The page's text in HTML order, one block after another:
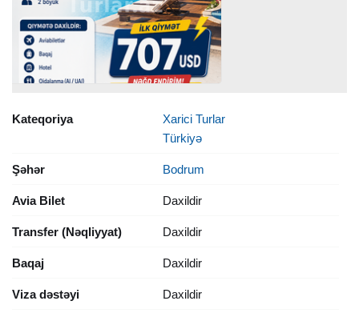
Kateqoriya
Xarici Turlar
Türkiyə
Şəhər Bodrum
Avia Bilet Daxildir
Transfer (Nəqliyyat) Daxildir
Baqaj Daxildir
Viza dəstəyi Daxildir